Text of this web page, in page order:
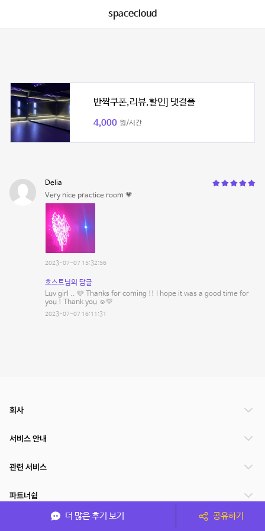
spacecloud
반짝쿠폰,리뷰,할인] 댓걸플
4,000 원/시간
Delia
Very nice practice room 💗
2023-07-07 15:32:56
호스트님의 답글
Luv girl .. 🩷 Thanks for coming !! I hope it was a good time for
you ! Thank you ☺️💛
2023-07-07 16:11:31
더 많은 후기 보기 공유하기
회사
서비스 안내
관련 서비스
파트너쉽
서비스 제공 국가